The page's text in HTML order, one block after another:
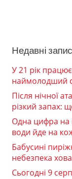
Недавні
У 21 рік
наймолодший
Після нічної
різкий запах:
Одна цифра на
води йде на
Бабусині
небезпека
Сьогодні 9